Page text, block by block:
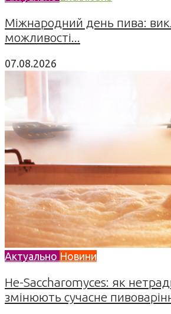
Міжнародний день пива:
можливості...
07.08.2026
Актуально Новини
Не-Saccharomyces: як
змінюють сучасне